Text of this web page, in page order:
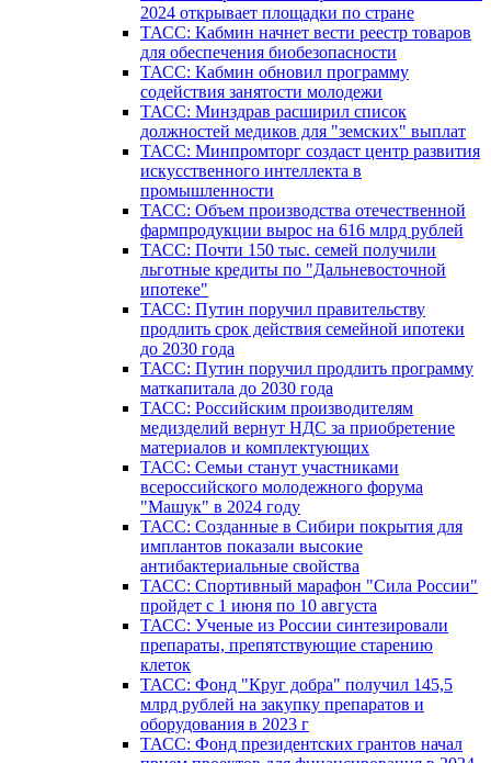
2024 открывает площадки по стране
ТАСС: Кабмин начнет вести реестр товаров
для обеспечения биобезопасности
ТАСС: Кабмин обновил программу
содействия занятости молодежи
ТАСС: Минздрав расширил список
должностей медиков для "земских" выплат
ТАСС: Минпромторг создаст центр развития
искусственного интеллекта в
промышленности
ТАСС: Объем производства отечественной
фармпродукции вырос на 616 млрд рублей
ТАСС: Почти 150 тыс. семей получили
льготные кредиты по "Дальневосточной
ипотеке"
ТАСС: Путин поручил правительству
продлить срок действия семейной ипотеки
до 2030 года
ТАСС: Путин поручил продлить программу
маткапитала до 2030 года
ТАСС: Российским производителям
медизделий вернут НДС за приобретение
материалов и комплектующих
ТАСС: Семьи станут участниками
всероссийского молодежного форума
"Машук" в 2024 году
ТАСС: Созданные в Сибири покрытия для
имплантов показали высокие
антибактериальные свойства
ТАСС: Спортивный марафон "Сила России"
пройдет с 1 июня по 10 августа
ТАСС: Ученые из России синтезировали
препараты, препятствующие старению
клеток
ТАСС: Фонд "Круг добра" получил 145,5
млрд рублей на закупку препаратов и
оборудования в 2023 г
ТАСС: Фонд президентских грантов начал